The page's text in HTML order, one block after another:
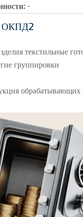
-
ОКПД2
текстильные
группировки
обрабатывающих